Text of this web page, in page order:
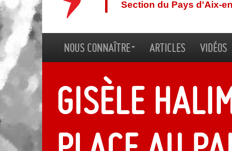
Section du Pays d'Aix-
Nous connaître Articles Vidéos
Gisèle